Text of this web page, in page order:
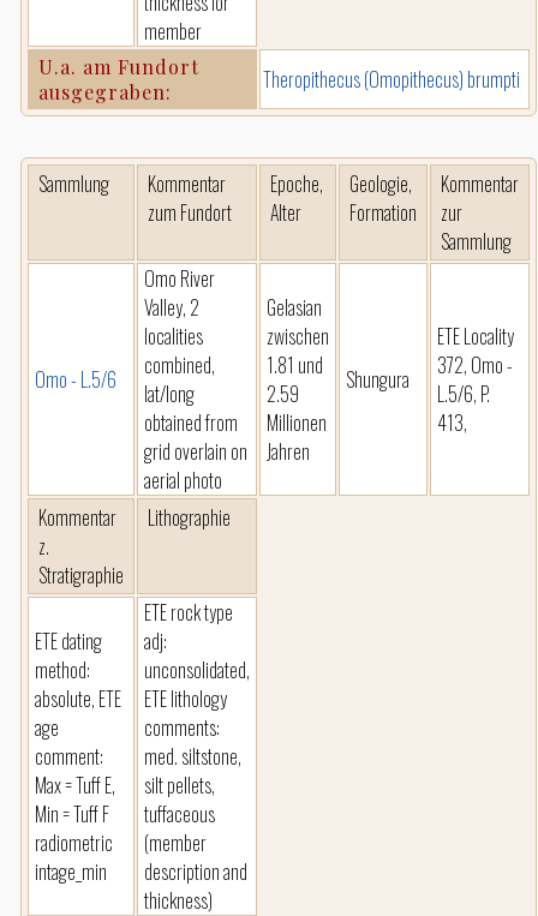
member
U.a. am Fundort
ausgegraben:
Theropithecus (Omopithecus) brumpti
Sammlung
Kommentar
zum Fundort
Epoche,
Alter
Geologie,
Formation
Kommentar
zur
Sammlung
Omo - L.5/6
Omo River
Valley, 2
localities
combined,
lat/long
obtained from
grid overlain on
aerial photo
Gelasian
zwischen
1.81 und
2.59
Millionen
Jahren
Shungura
ETE Locality
372, Omo -
L.5/6, P.
413,
Kommentar
z.
Stratigraphie
Lithographie
ETE dating
method:
absolute, ETE
age
comment:
Max = Tuff E,
Min = Tuff F
radiometric
intage_min
ETE rock type
adj:
unconsolidated,
ETE lithology
comments:
med. siltstone,
silt pellets,
tuffaceous
(member
description and
thickness)